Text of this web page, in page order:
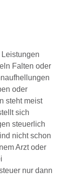
Leistungen
Falten oder
oder
steht meist
sich
steuerlich
nicht schon
Arzt oder
nur dann